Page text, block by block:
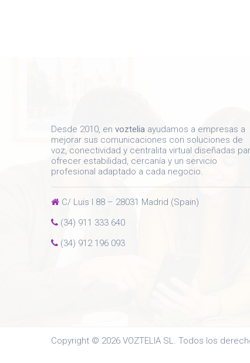
Desde 2010, en voztelia ayudamos a empresas a
mejorar sus comunicaciones con soluciones de
voz, conectividad y centralita virtual diseñadas
ofrecer estabilidad, cercanía y un servicio
profesional adaptado a cada negocio.
C/ Luis I 88 – 28031 Madrid (Spain)
(34) 911 333 640
(34) 912 196 093
Copyright © 2026 VOZTELIA SL. Todos los